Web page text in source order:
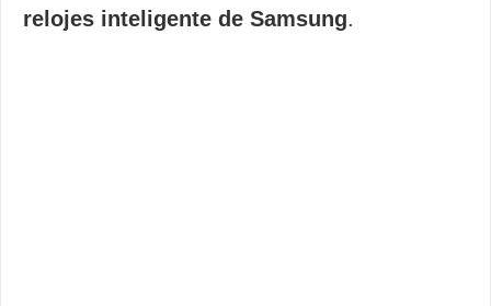
relojes inteligente de Samsung.